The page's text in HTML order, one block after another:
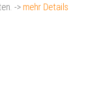
->mehr Details